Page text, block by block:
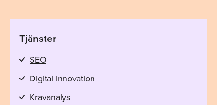
Tjänster
SEO
Digital innovation
Kravanalys